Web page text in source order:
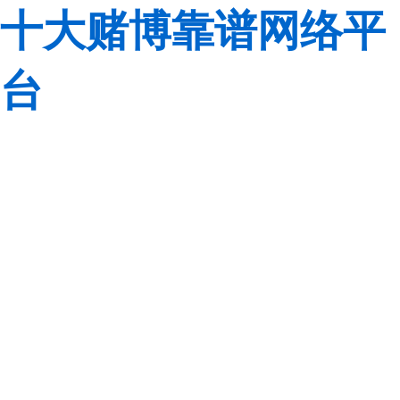
十大赌博靠谱网络平
台